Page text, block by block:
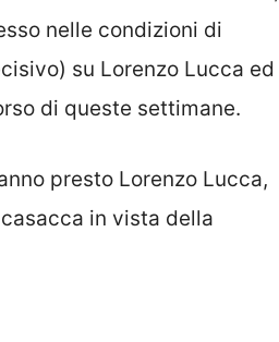
nelle condizioni di
su Lorenzo Lucca ed
di queste settimane.
presto Lorenzo Lucca,
in vista della